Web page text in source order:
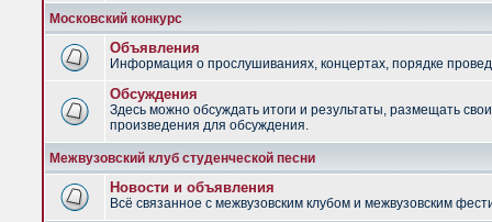
Московский конкурс
Объявления
Информация о прослушиваниях, концертах, порядке
Обсуждения
Здесь можно обсуждать итоги и результаты, размещать
произведения для обсуждения.
Межвузовский клуб студенческой песни
Новости и объявления
Всё связанное с межвузовским клубом и межвузовским